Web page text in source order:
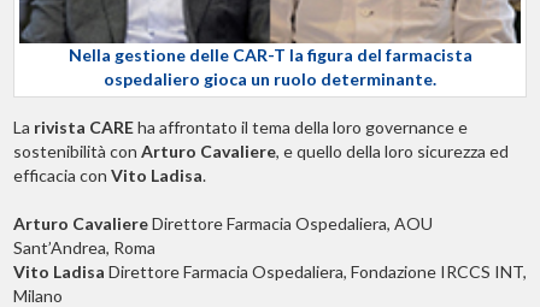
Nella gestione delle CAR-T la figura del farmacista
ospedaliero gioca un ruolo determinante.
La rivista CAREha affrontato il tema della loro governance e
sostenibilità con Arturo Cavaliere, e quello della loro sicurezza ed
efficacia con Vito Ladisa.
Arturo CavaliereDirettore Farmacia Ospedaliera, AOU
Sant’Andrea, Roma
Vito Ladisa Direttore Farmacia Ospedaliera, Fondazione IRCCS INT,
Milano